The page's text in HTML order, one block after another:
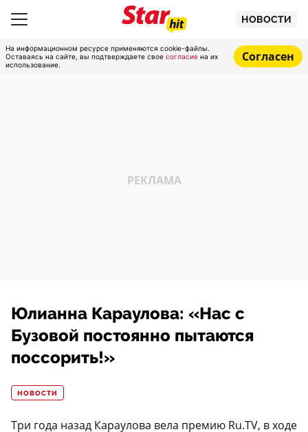
НОВОСТИ
На информационном ресурсе применяются cookie-файлы.
Оставаясь на сайте, вы подтверждаете свое согласие на их
использование.
Согласен
Юлианна Караулова: «Нас с
Бузовой постоянно пытаются
поссорить!»
НОВОСТИ
Три года назад Караулова вела премию Ru.TV, в ходе